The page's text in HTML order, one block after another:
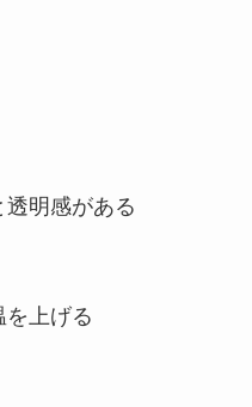
明感がある
上げる